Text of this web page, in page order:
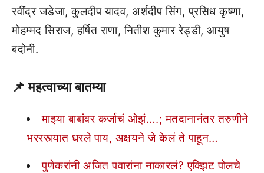
रवींद्र जडेजा, कुलदीप यादव, अर्शदीप सिंग, प्रसिध कृष्णा,
मोहम्मद सिराज, हर्षित राणा, नितीश कुमार रेड्डी, आयुष
बदोनी.
📌 महत्वाच्या बातम्या
माझ्या बाबांवर कर्जाचं ओझं….; मतदानानंतर तरुणीने
भररस्त्यात धरले पाय, अक्षयने जे केलं ते पाहून…
पुणेकरांनी अजित पवारांना नाकारलं? एक्झिट पोलचे